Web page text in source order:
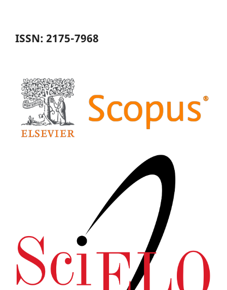
ISSN: 2175-7968